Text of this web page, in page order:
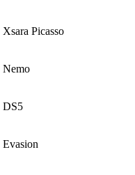
Picasso
Nemo
DS5